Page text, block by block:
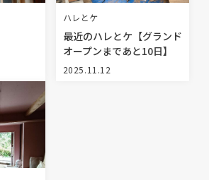
資料請求・お問い合わせ
0985-71-3090
ハレとケ
2025.11.12
最近のハレとケ【グランド
オープンまであと10日】